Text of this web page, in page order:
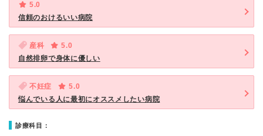
5.0
信頼のおけるいい病院
産科
5.0
自然排卵で身体に優しい
不妊症
5.0
悩んでいる人に最初にオススメしたい病院
診療科目：